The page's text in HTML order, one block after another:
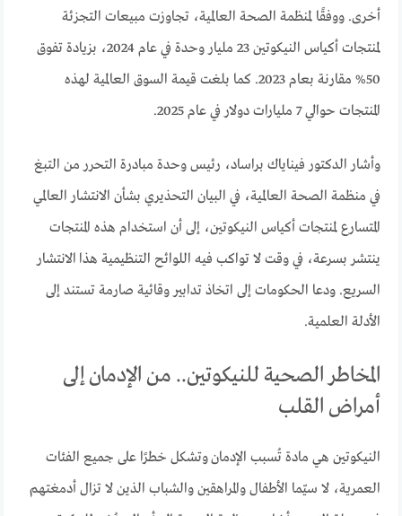
أخرى. ووفقًا لمنظمة الصحة العالمية، تجاوزت مبيعات التجزئة
لمنتجات أكياس النيكوتين 23 مليار وحدة في عام 2024، بزيادة تفوق
50% مقارنة بعام 2023. كما بلغت قيمة السوق العالمية لهذه
المنتجات حوالي 7 مليارات دولار في عام 2025.
وأشار الدكتور فيناياك براساد، رئيس وحدة مبادرة التحرر من التبغ
في منظمة الصحة العالمية، في البيان التحذيري بشأن الانتشار العالمي
المتسارع لمنتجات أكياس النيكوتين، إلى أن استخدام هذه المنتجات
ينتشر بسرعة، في وقت لا تواكب فيه اللوائح التنظيمية هذا الانتشار
السريع. ودعا الحكومات إلى اتخاذ تدابير وقائية صارمة تستند إلى
الأدلة العلمية.
المخاطر الصحية للنيكوتين.. من الإدمان إلى
أمراض القلب
النيكوتين هي مادة تُسبب الإدمان وتشكل خطرًا على جميع الفئات
العمرية، لا سيّما الأطفال والمراهقين والشباب الذين لا تزال أدمغتهم